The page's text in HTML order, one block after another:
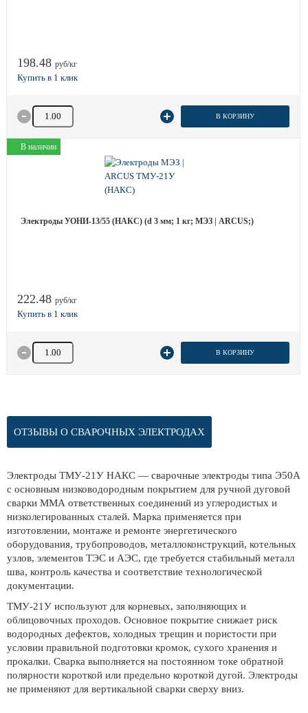
198.48 руб/кг
Количество товара В КОРЗИНУ
В наличии
Электроды УОНИ-13/55 (НАКС) (d 3 мм; 1 кг; МЭЗ | ARCUS;)
222.48 руб/кг
Количество товара В КОРЗИНУ
ОТЗЫВЫ О СВАРОЧНЫХ ЭЛЕКТРОДАХ
Электроды ТМУ-21У НАКС — сварочные электроды типа Э50А
с основным низководородным покрытием для ручной дуговой
сварки ММА ответственных соединений из углеродистых и
низколегированных сталей. Марка применяется при
изготовлении, монтаже и ремонте энергетического
оборудования, трубопроводов, металлоконструкций, котельных
узлов, элементов ТЭС и АЭС, где требуется стабильный металл
шва, контроль качества и соответствие технологической
документации.
ТМУ-21У используют для корневых, заполняющих и
облицовочных проходов. Основное покрытие снижает риск
водородных дефектов, холодных трещин и пористости при
условии правильной подготовки кромок, сухого хранения и
прокалки. Сварка выполняется на постоянном токе обратной
полярности короткой или предельно короткой дугой. Электроды
не применяют для вертикальной сварки сверху вниз.